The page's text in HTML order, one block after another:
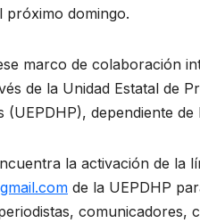
próximo domingo.
marco de colaboración
de la Unidad Estatal de
(UEPDHP), dependiente
la activación de la
de la UEPDHP
comunicadores,